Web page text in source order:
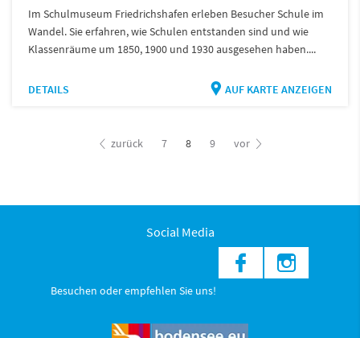
Im Schulmuseum Friedrichshafen erleben Besucher Schule im
Wandel. Sie erfahren, wie Schulen entstanden sind und wie
Klassenräume um 1850, 1900 und 1930 ausgesehen haben....
DETAILS AUF KARTE ANZEIGEN
zurück 7 8 9 vor
Social Media
Besuchen oder empfehlen Sie uns!